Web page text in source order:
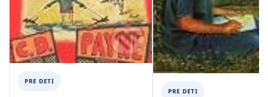
PRE DETI
PRE DETI